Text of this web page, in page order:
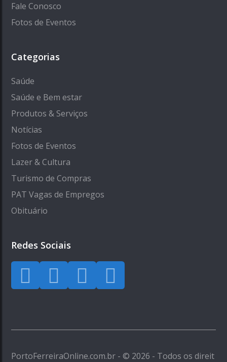
Fale Conosco
Fotos de Eventos
Categorias
Saúde
Saúde e Bem estar
Produtos & Serviços
Notícias
Fotos de Eventos
Lazer & Cultura
Turismo de Compras
PAT Vagas de Empregos
Obituário
Redes Sociais
PortoFerreiraOnline.com.br - © 2026 - Todos os direit